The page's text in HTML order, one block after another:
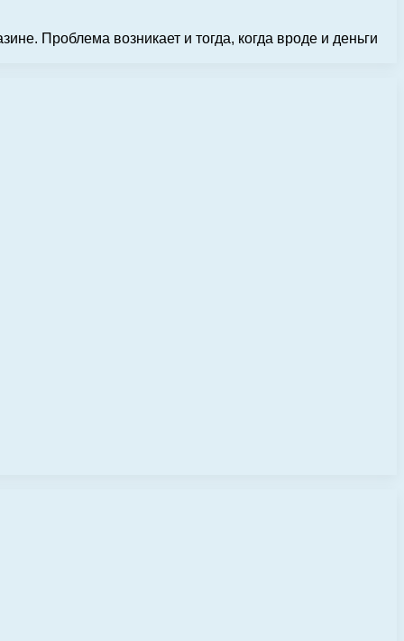
Проблема возникает и тогда, когда вроде и деньги